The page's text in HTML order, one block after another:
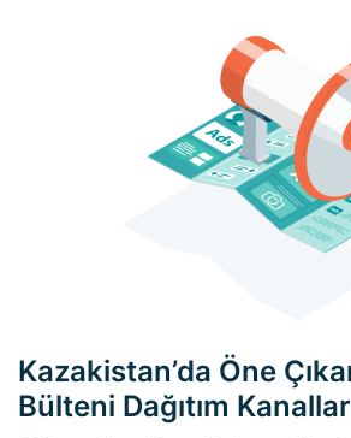
Kazakistan’da Öne
Bülteni Dağıtım